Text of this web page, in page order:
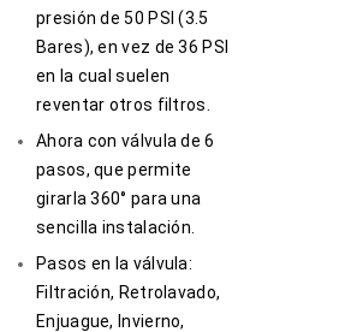
presión de 50 PSI (3.5
Bares), en vez de 36 PSI
en la cual suelen
reventar otros filtros.
Ahora con válvula de 6
pasos, que permite
girarla 360° para una
sencilla instalación.
Pasos en la válvula:
Filtración, Retrolavado,
Enjuague, Invierno,